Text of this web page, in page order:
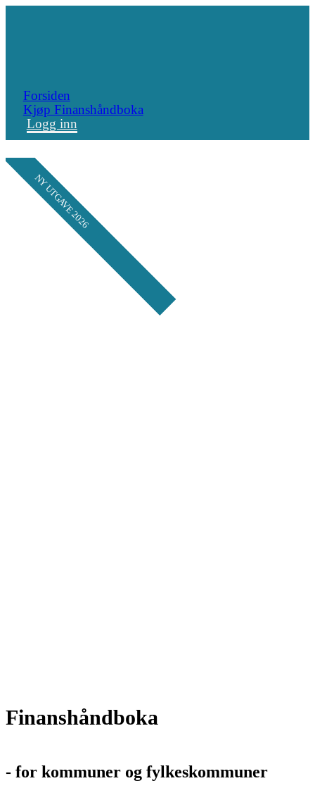
Forsiden
Kjøp Finanshåndboka
Logg inn
Finanshåndboka
- for kommuner og fylkeskommuner